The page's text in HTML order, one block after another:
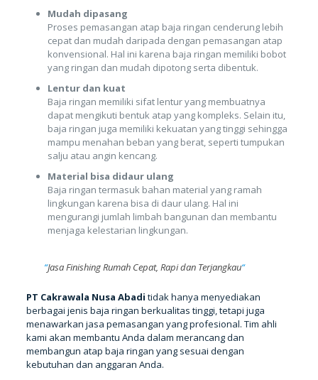
Mudah dipasang
Proses pemasangan atap baja ringan cenderung lebih
cepat dan mudah daripada dengan pemasangan atap
konvensional. Hal ini karena baja ringan memiliki bobot
yang ringan dan mudah dipotong serta dibentuk.
Lentur dan kuat
Baja ringan memiliki sifat lentur yang membuatnya
dapat mengikuti bentuk atap yang kompleks. Selain itu,
baja ringan juga memiliki kekuatan yang tinggi sehingga
mampu menahan beban yang berat, seperti tumpukan
salju atau angin kencang.
Material bisa didaur ulang
Baja ringan termasuk bahan material yang ramah
lingkungan karena bisa di daur ulang. Hal ini
mengurangi jumlah limbah bangunan dan membantu
menjaga kelestarian lingkungan.
“Jasa Finishing Rumah Cepat, Rapi dan Terjangkau“
PT Cakrawala Nusa Abadi tidak hanya menyediakan
berbagai jenis baja ringan berkualitas tinggi, tetapi juga
menawarkan jasa pemasangan yang profesional. Tim ahli
kami akan membantu Anda dalam merancang dan
membangun atap baja ringan yang sesuai dengan
kebutuhan dan anggaran Anda.